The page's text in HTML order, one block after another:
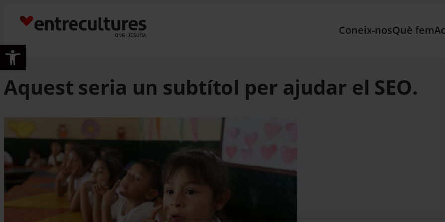
Obre la barra d'eines
contingut
Coneix-nosQuè fem
Aquest seria un subtítol per ajudar el SEO.